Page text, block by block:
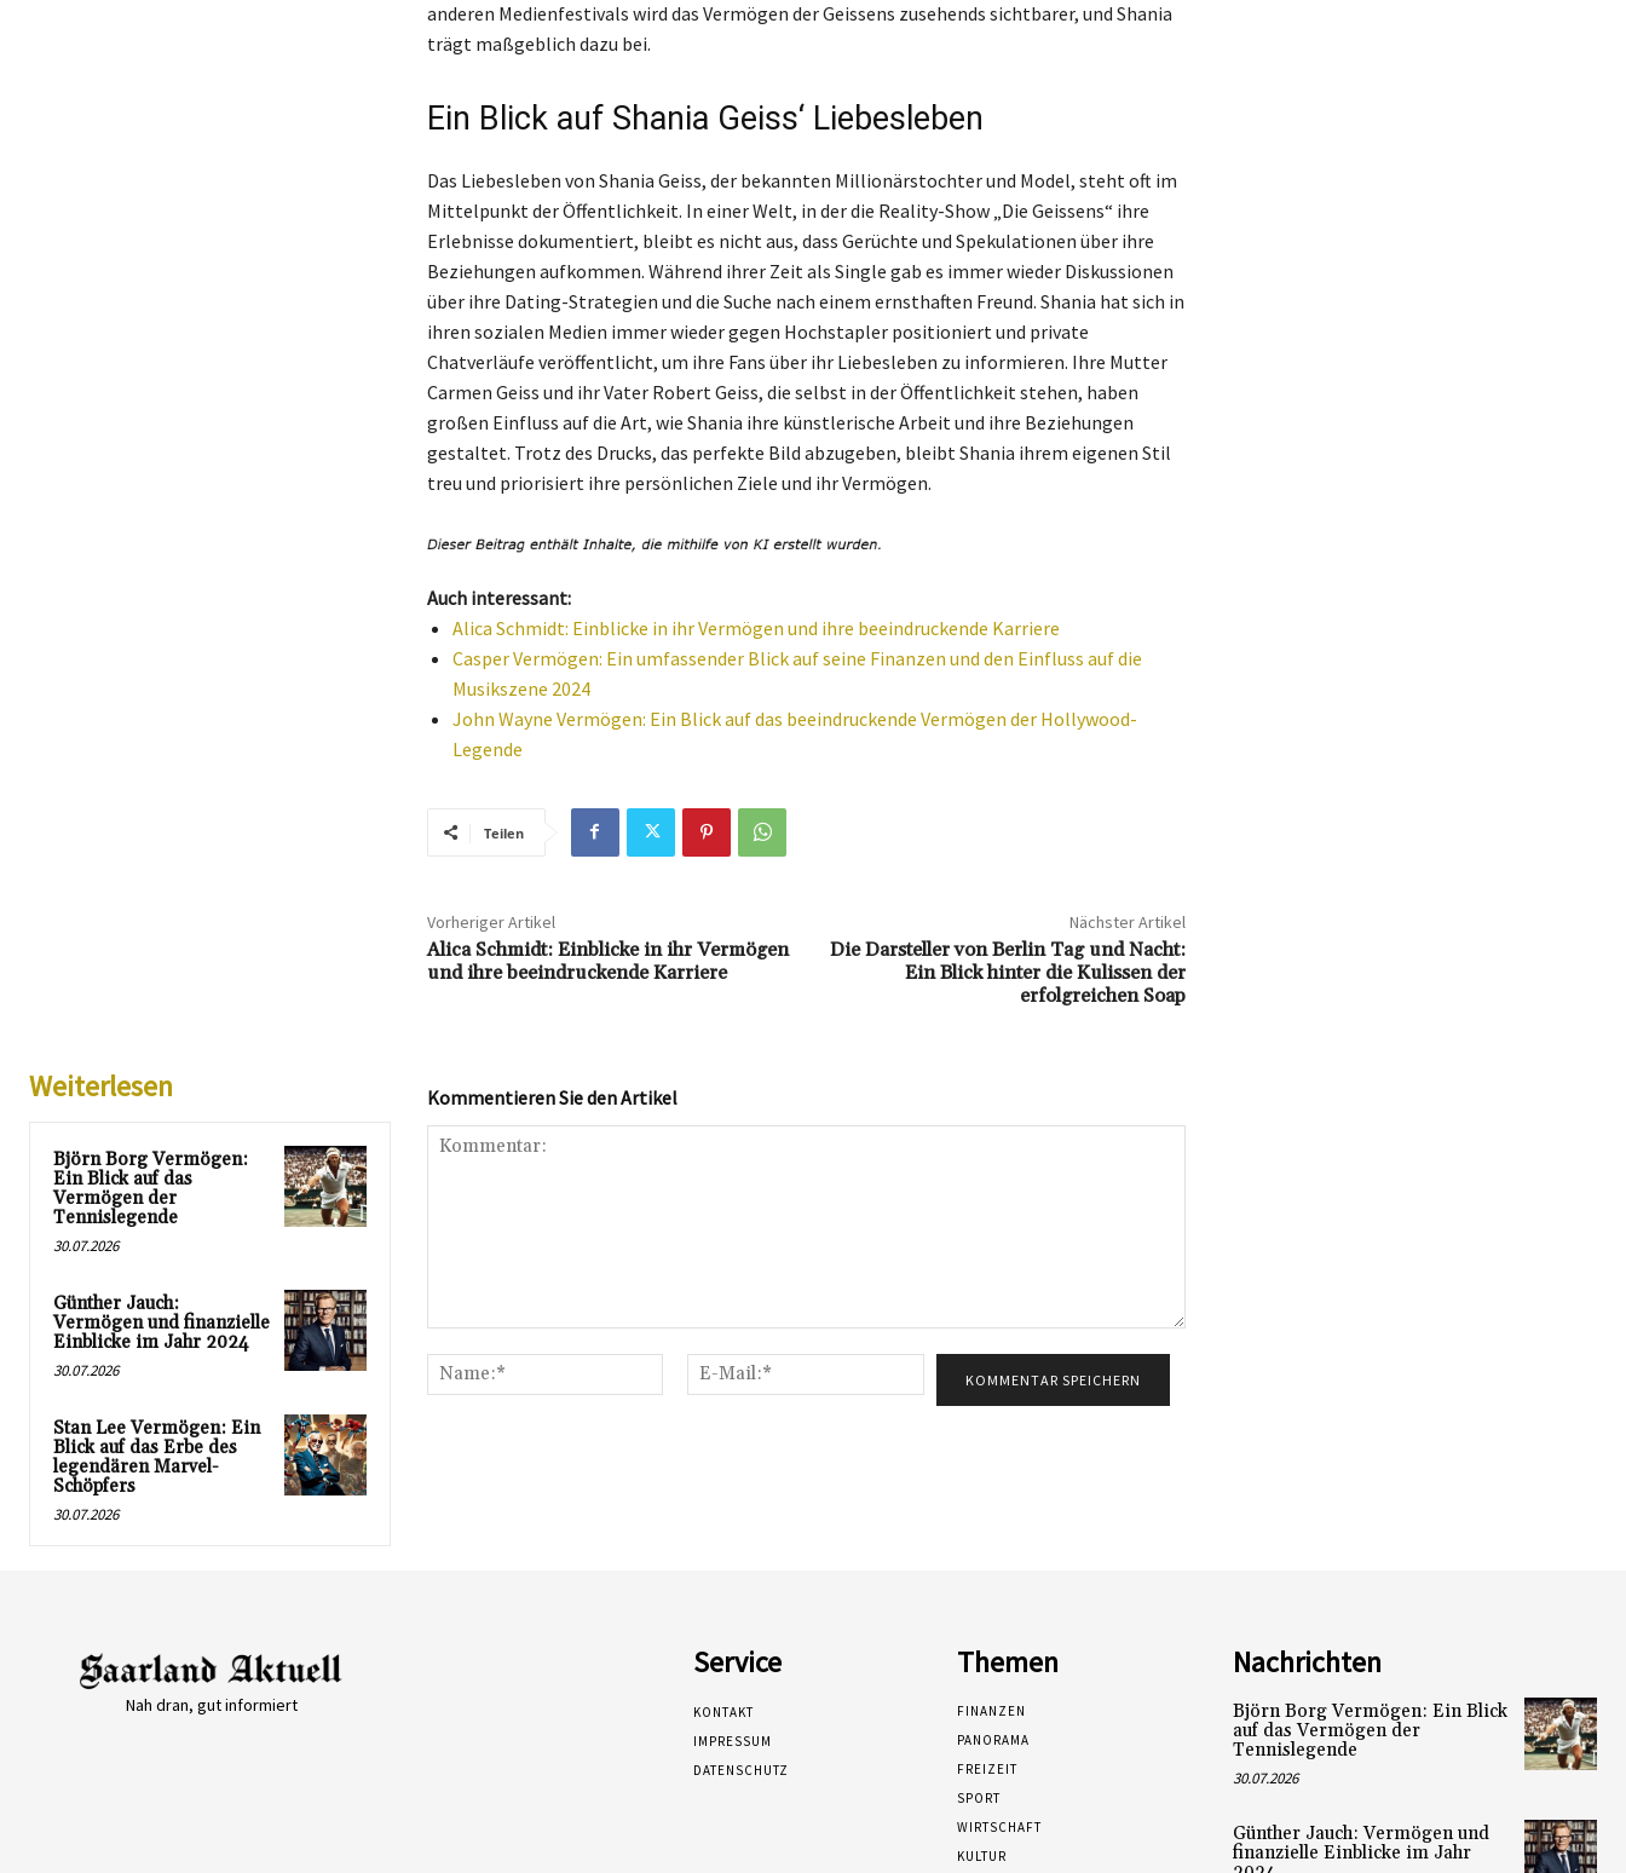
anderen Medienfestivals wird das Vermögen der Geissens zusehends sichtbarer, und Shania
trägt maßgeblich dazu bei.
Ein Blick auf Shania Geiss‘ Liebesleben
Das Liebesleben von Shania Geiss, der bekannten Millionärstochter und Model, steht oft im
Mittelpunkt der Öffentlichkeit. In einer Welt, in der die Reality-Show „Die Geissens“ ihre
Erlebnisse dokumentiert, bleibt es nicht aus, dass Gerüchte und Spekulationen über ihre
Beziehungen aufkommen. Während ihrer Zeit als Single gab es immer wieder Diskussionen
über ihre Dating-Strategien und die Suche nach einem ernsthaften Freund. Shania hat sich in
ihren sozialen Medien immer wieder gegen Hochstapler positioniert und private
Chatverläufe veröffentlicht, um ihre Fans über ihr Liebesleben zu informieren. Ihre Mutter
Carmen Geiss und ihr Vater Robert Geiss, die selbst in der Öffentlichkeit stehen, haben
großen Einfluss auf die Art, wie Shania ihre künstlerische Arbeit und ihre Beziehungen
gestaltet. Trotz des Drucks, das perfekte Bild abzugeben, bleibt Shania ihrem eigenen Stil
treu und priorisiert ihre persönlichen Ziele und ihr Vermögen.
Auch interessant:
Alica Schmidt: Einblicke in ihr Vermögen und ihre beeindruckende Karriere
Casper Vermögen: Ein umfassender Blick auf seine Finanzen und den Einfluss auf die
Musikszene 2024
John Wayne Vermögen: Ein Blick auf das beeindruckende Vermögen der Hollywood-
Legende
Teilen
Vorheriger Artikel
Alica Schmidt: Einblicke in ihr Vermögen
und ihre beeindruckende Karriere
Nächster Artikel
Die Darsteller von Berlin Tag und Nacht:
Ein Blick hinter die Kulissen der
erfolgreichen Soap
Weiterlesen
Björn Borg Vermögen:
Ein Blick auf das
Vermögen der
Tennislegende
30.07.2026
Günther Jauch:
Vermögen und finanzielle
Einblicke im Jahr 2024
30.07.2026
Stan Lee Vermögen: Ein
Blick auf das Erbe des
legendären Marvel-
Schöpfers
30.07.2026
Kommentieren Sie den Artikel
Name:*
Mail:*
Nah dran, gut informiert
Service
KONTAKT
IMPRESSUM
DATENSCHUTZ
Themen
FINANZEN
PANORAMA
FREIZEIT
SPORT
WIRTSCHAFT
KULTUR
Nachrichten
Björn Borg Vermögen: Ein Blick
auf das Vermögen der
Tennislegende
30.07.2026
Günther Jauch: Vermögen und
finanzielle Einblicke im Jahr